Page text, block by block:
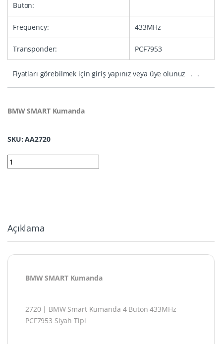
Buton:
Frequency: 433MHz
Transponder: PCF7953
Fiyatları görebilmek için giriş yapınız veya üye olunuz . .
BMW SMART Kumanda
SKU: AA2720
2720 | BMW Smart Kumanda 4 Buton 433MHz PCF7953 Siyah
Açıklama
BMW SMART Kumanda
2720 | BMW Smart Kumanda 4 Buton 433MHz
PCF7953 Siyah Tipi